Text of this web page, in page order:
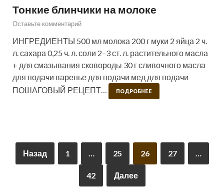
Тонкие блинчики на молоке
Оставьте комментарий
ИНГРЕДИЕНТЫ 500 мл молока 200 г муки 2 яйца 2 ч.
л. сахара 0,25 ч. л. соли 2–3 ст. л. растительного масла
+ для смазывания сковороды 30 г сливочного масла
для подачи варенье для подачи мед для подачи
ПОШАГОВЫЙ РЕЦЕПТ…
ПОДРОБНЕЕ
Назад 1 … 25 26 27 …
42 Далее